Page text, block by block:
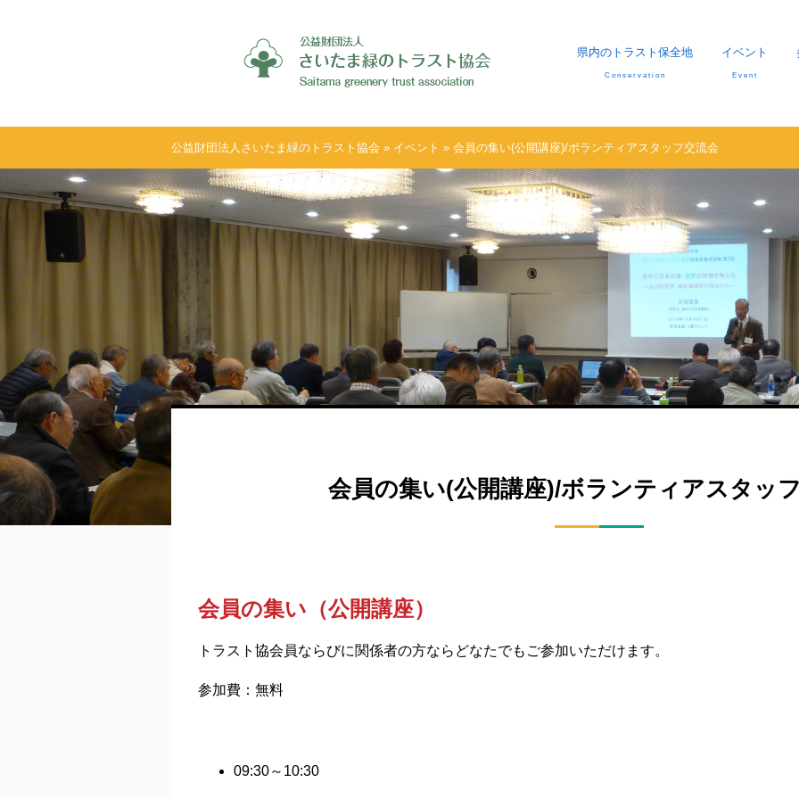
県内のトラスト保全地
Conservation
イベント
Event
公益財団法人さいたま緑のトラスト協会 » イベント » 会員の集い(公開講座)/ボランティアスタッフ交流会
会員の集い(公開講座)/ボランティアスタッ
会員の集い（公開講座）
トラスト協会員ならびに関係者の方ならどなたでもご参加いただけます。
参加費：無料
09:30～10:30